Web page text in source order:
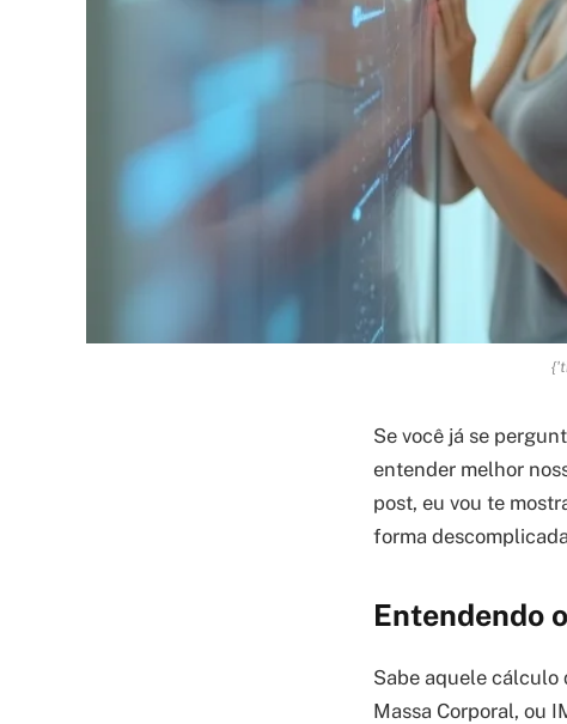
Se você já se
entender melhor
post, eu vou te
forma
Entendendo
Sabe aquele cálculo
Massa Corporal, ou